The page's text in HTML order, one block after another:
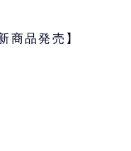
いTシャツで
19
品発売】